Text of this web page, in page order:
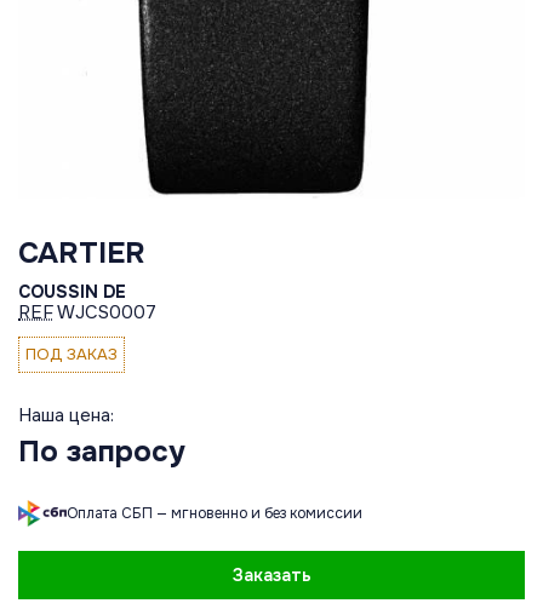
CARTIER
COUSSIN DE
REFWJCS0007
ПОД ЗАКАЗ
Наша цена:
По запросу
Оплата СБП — мгновенно и без комиссии
Заказать